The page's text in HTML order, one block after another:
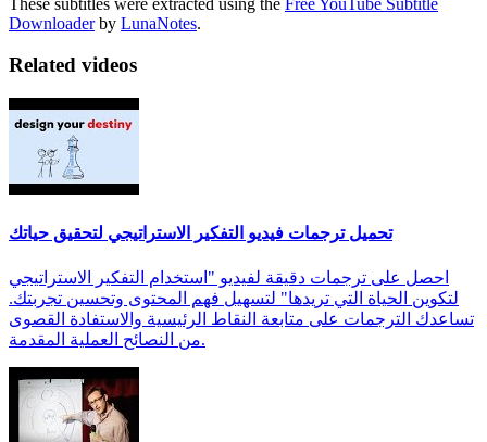
Downloaderby LunaNotes.
Related videos
تحميل ترجمات فيديو التفكير الاستراتيجي لتحقيق حياتك
احصل على ترجمات دقيقة لفيديو "استخدام التفكير الاستراتيجي
لتكوين الحياة التي تريدها" لتسهيل فهم المحتوى وتحسين تجربتك.
تساعدك الترجمات على متابعة النقاط الرئيسية والاستفادة القصوى
من النصائح العملية المقدمة.